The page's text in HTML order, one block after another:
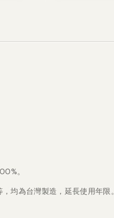
。
均為台灣製造，延長使用年限。